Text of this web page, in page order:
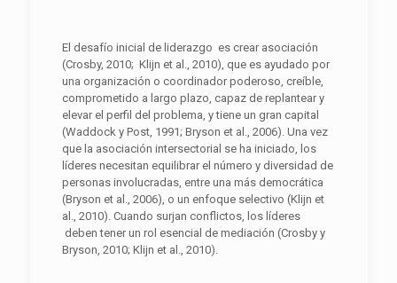
El desafío inicial de liderazgo es crear asociación
(Crosby, 2010; Klijn et al., 2010), que es ayudado por
una organización o coordinador poderoso, creíble,
comprometido a largo plazo, capaz de replantear y
elevar el perfil del problema, y tiene un gran capital
(Waddock y Post, 1991; Bryson et al., 2006). Una vez
que la asociación intersectorial se ha iniciado, los
líderes necesitan equilibrar el número y diversidad de
personas involucradas, entre una más democrática
(Bryson et al., 2006), o un enfoque selectivo (Klijn et
al., 2010). Cuando surjan conflictos, los líderes
deben tener un rol esencial de mediación (Crosby y
Bryson, 2010; Klijn et al., 2010).